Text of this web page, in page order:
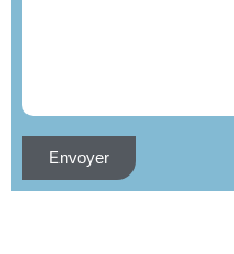
Envoyer